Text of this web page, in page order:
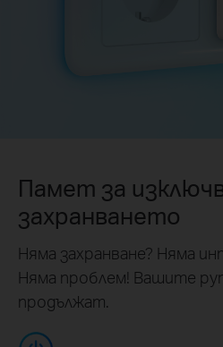
Памет за
захранването
Няма захранване? Няма
Няма проблем! Вашите
продължат.